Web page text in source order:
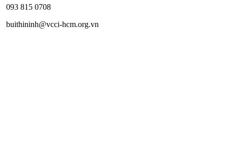
093 815 0708
buithininh@vcci-hcm.org.vn